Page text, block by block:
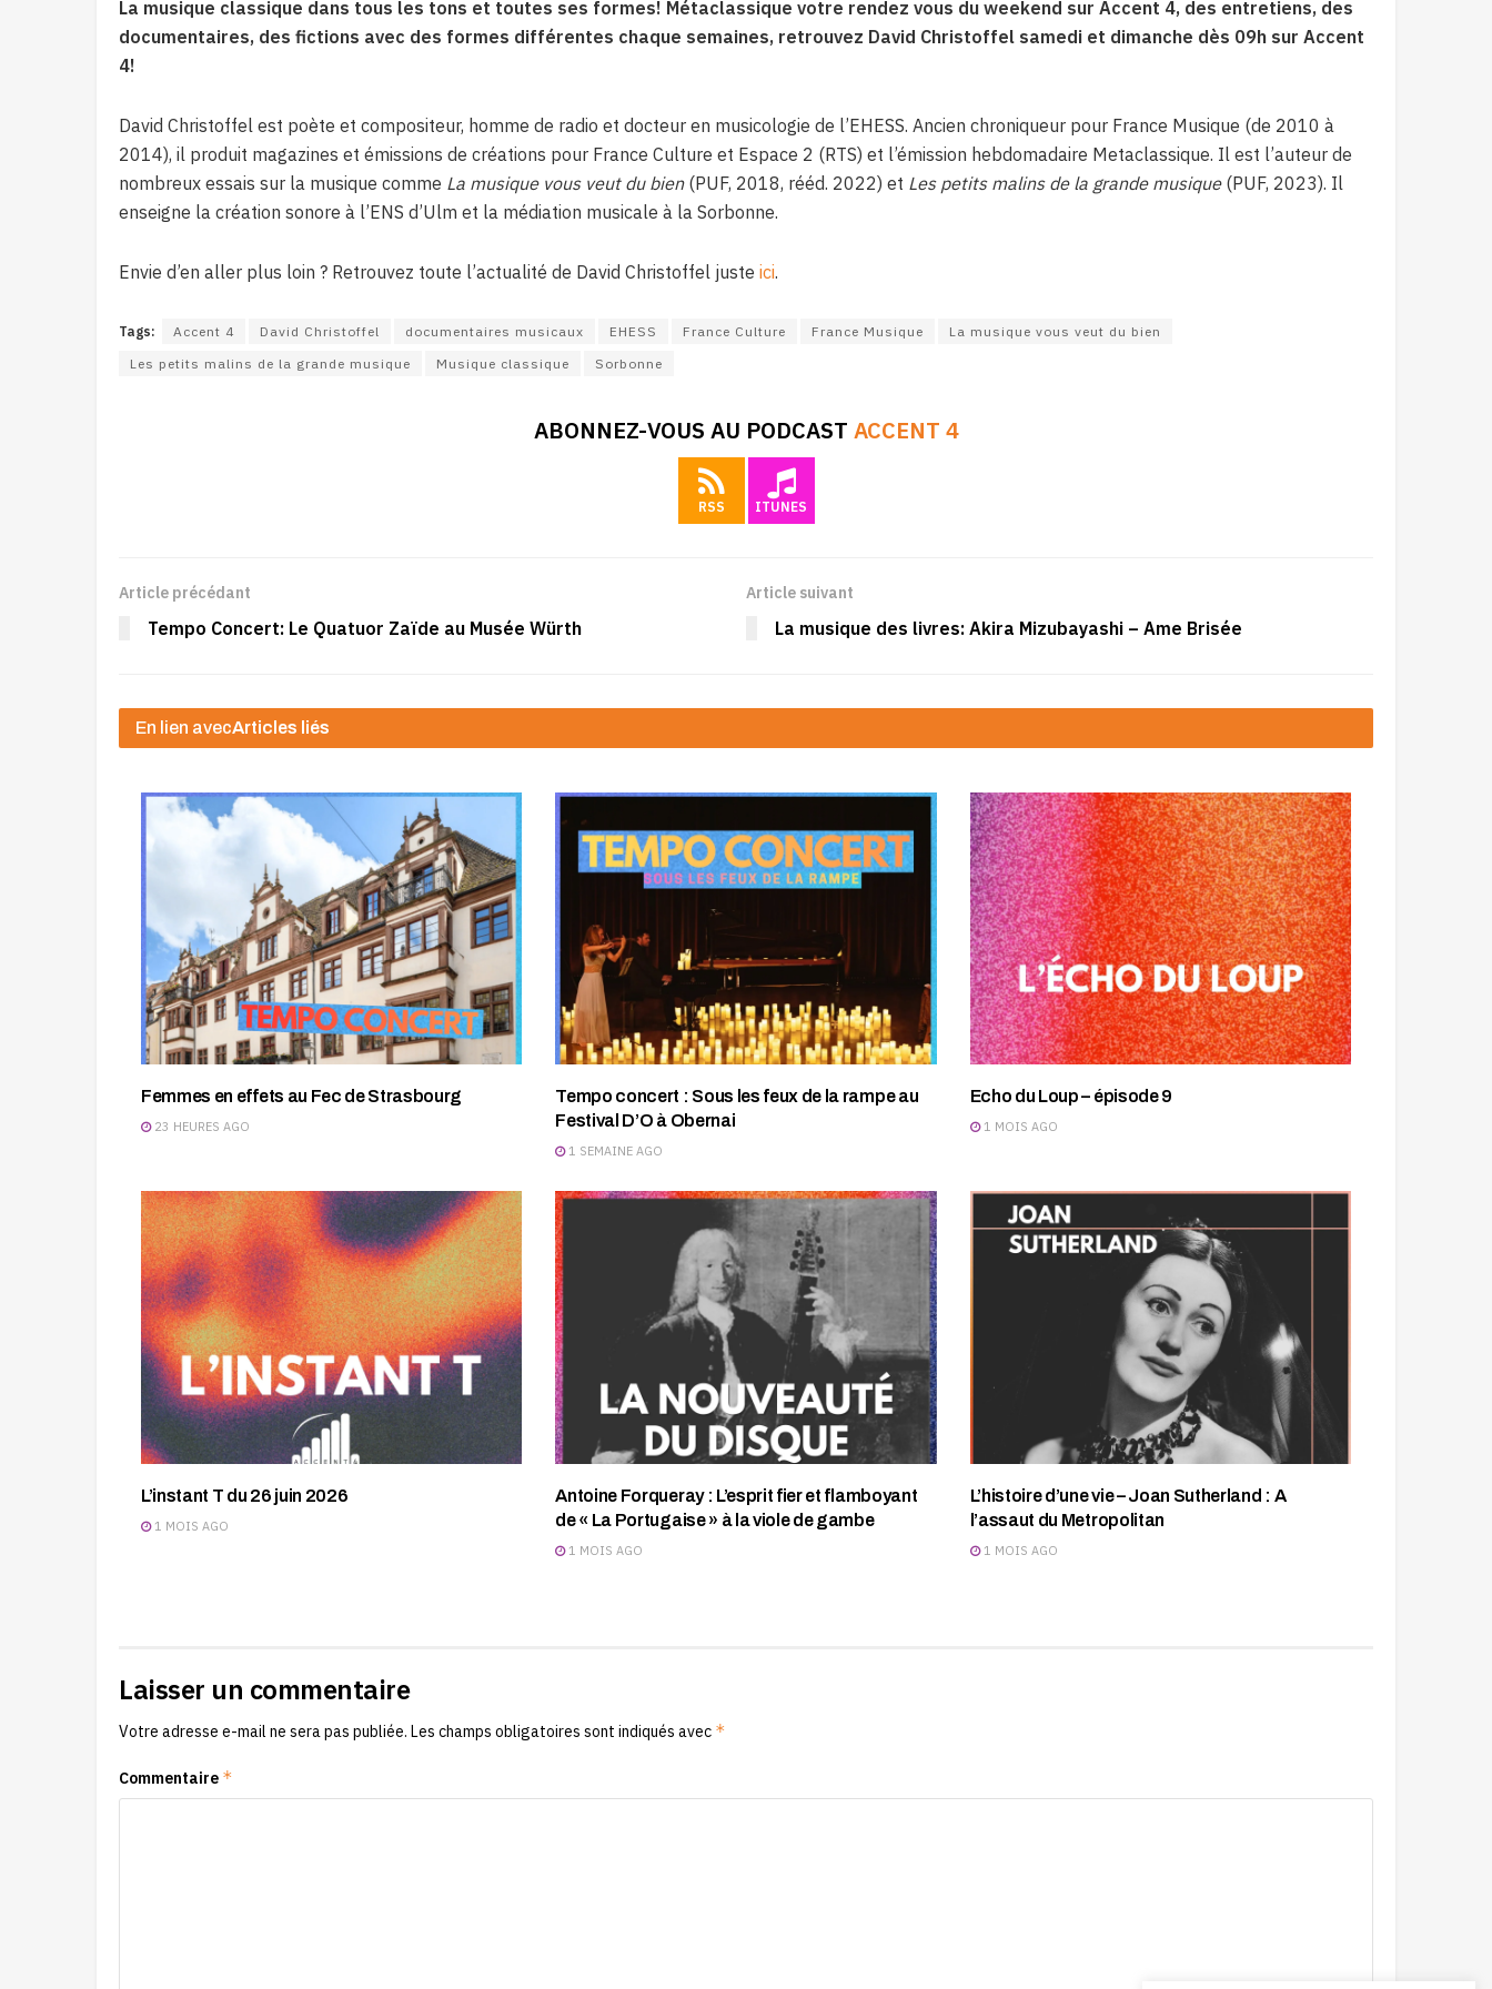
La musique classique dans tous les tons et toutes ses formes! Métaclassique votre rendez vous du weekend sur Accent 4, des entretiens, des
documentaires, des fictions avec des formes différentes chaque semaines, retrouvez David Christoffel samedi et dimanche dès 09h sur Accent
4!
David Christoffel est poète et compositeur, homme de radio et docteur en musicologie de l’EHESS. Ancien chroniqueur pour France Musique (de 2010 à
2014), il produit magazines et émissions de créations pour France Culture et Espace 2 (RTS) et l’émission hebdomadaire Metaclassique. Il est l’auteur de
nombreux essais sur la musique comme La musique vous veut du bien (PUF, 2018, rééd. 2022) et Les petits malins de la grande musique (PUF, 2023). Il
enseigne la création sonore à l’ENS d’Ulm et la médiation musicale à la Sorbonne.
Envie d’en aller plus loin ? Retrouvez toute l’actualité de David Christoffel juste ici.
Tags: Accent 4 David Christoffel documentaires musicaux EHESS France Culture France Musique
La musique vous veut du bien
Les petits malins de la grande musique
Musique classique Sorbonne
ABONNEZ-VOUS AU PODCAST ACCENT 4
RSS ITUNES
Article précédant
Tempo Concert: Le Quatuor Zaïde au Musée Würth
Article suivant
La musique des livres: Akira Mizubayashi – Ame Brisée
En lien avecArticles liés
Femmes en effets au Fec de Strasbourg
23 HEURES AGO
Tempo concert : Sous les feux de la rampe au
Festival D’O à Obernai
1 SEMAINE AGO
Echo du Loup – épisode 9
1 MOIS AGO
L’instant T du 26 juin 2026
1 MOIS AGO
Antoine Forqueray : L’esprit fier et flamboyant
de « La Portugaise » à la viole de gambe
1 MOIS AGO
L’histoire d’une vie – Joan Sutherland : A
l’assaut du Metropolitan
1 MOIS AGO
Laisser un commentaire
Votre adresse e-mail ne sera pas publiée. Les champs obligatoires sont indiqués avec *
Commentaire *